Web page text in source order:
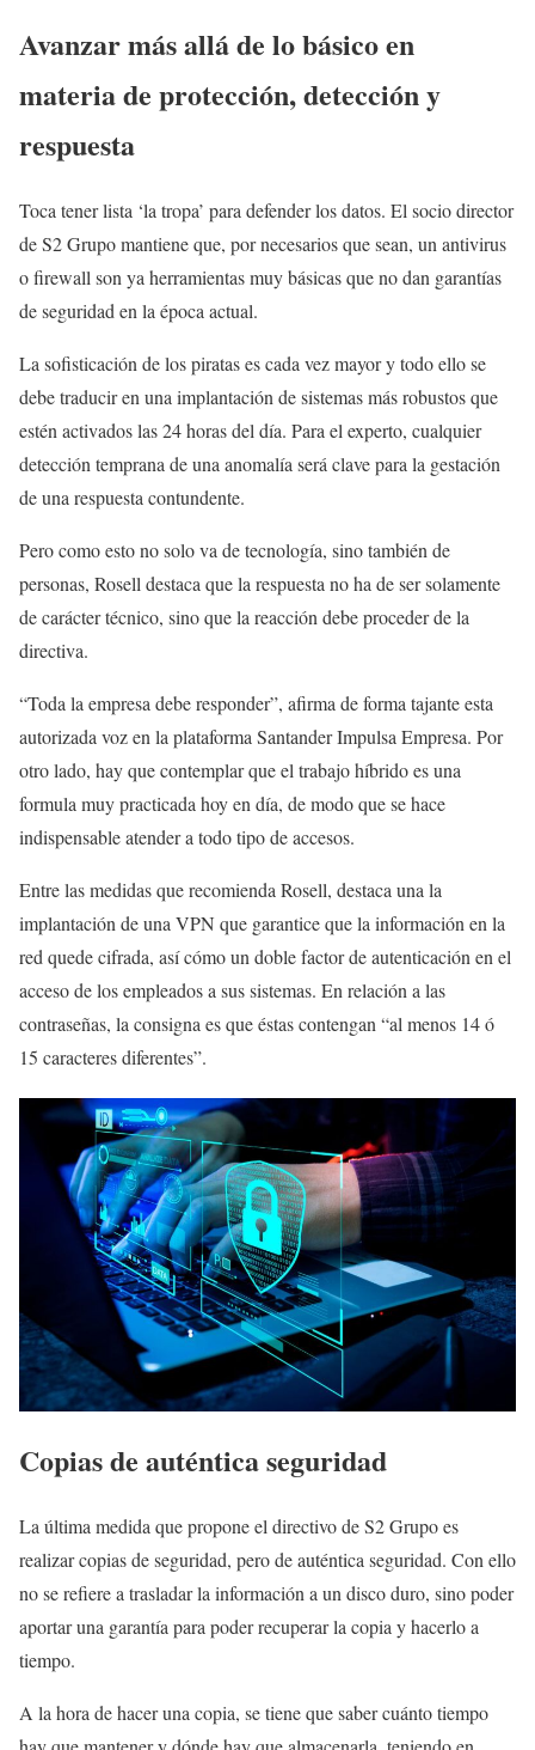
Avanzar más allá de lo básico en
materia de protección, detección y
respuesta
Toca tener lista ‘la tropa’ para defender los datos. El socio director
de S2 Grupo mantiene que, por necesarios que sean, un antivirus
o firewall son ya herramientas muy básicas que no dan garantías
de seguridad en la época actual.
La sofisticación de los piratas es cada vez mayor y todo ello se
debe traducir en una implantación de sistemas más robustos que
estén activados las 24 horas del día. Para el experto, cualquier
detección temprana de una anomalía será clave para la gestación
de una respuesta contundente.
Pero como esto no solo va de tecnología, sino también de
personas, Rosell destaca que la respuesta no ha de ser solamente
de carácter técnico, sino que la reacción debe proceder de la
directiva.
“Toda la empresa debe responder”, afirma de forma tajante esta
autorizada voz en la plataforma Santander Impulsa Empresa. Por
otro lado, hay que contemplar que el trabajo híbrido es una
formula muy practicada hoy en día, de modo que se hace
indispensable atender a todo tipo de accesos.
Entre las medidas que recomienda Rosell, destaca una la
implantación de una VPN que garantice que la información en la
red quede cifrada, así cómo un doble factor de autenticación en el
acceso de los empleados a sus sistemas. En relación a las
contraseñas, la consigna es que éstas contengan “al menos 14 ó
15 caracteres diferentes”.
Copias de auténtica seguridad
La última medida que propone el directivo de S2 Grupo es
realizar copias de seguridad, pero de auténtica seguridad. Con ello
no se refiere a trasladar la información a un disco duro, sino poder
aportar una garantía para poder recuperar la copia y hacerlo a
tiempo.
A la hora de hacer una copia, se tiene que saber cuánto tiempo